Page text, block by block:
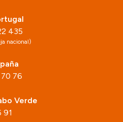
435
nacional)
76
Verde
91